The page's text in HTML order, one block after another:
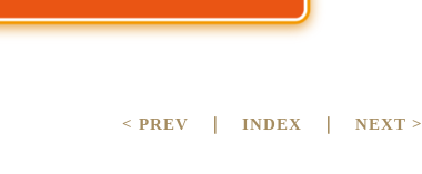
< PREV INDEX NEXT >